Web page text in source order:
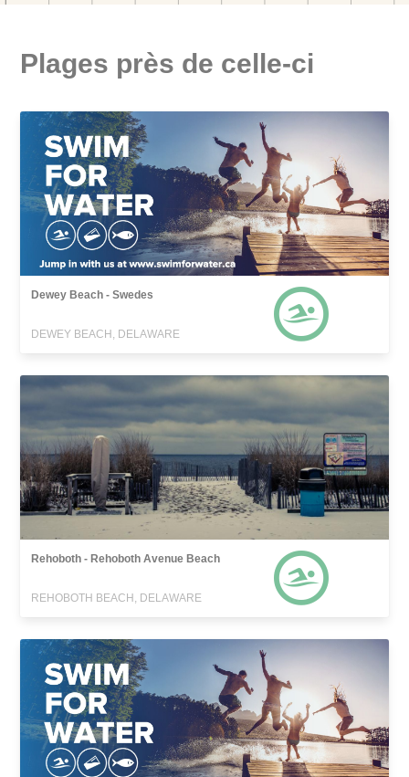
Plages près de celle-ci
Dewey Beach - Swedes
DEWEY BEACH, DELAWARE
Rehoboth - Rehoboth Avenue Beach
REHOBOTH BEACH, DELAWARE